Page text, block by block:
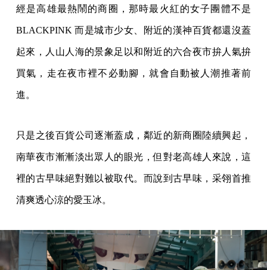
經是高雄最熱鬧的商圈，那時最火紅的女子團體不是
BLACKPINK 而是城市少女、附近的漢神百貨都還沒蓋
起來，人山人海的景象足以和附近的六合夜市拚人氣拚
買氣，走在夜市裡不必動腳，就會自動被人潮推著前
進。
只是之後百貨公司逐漸蓋成，鄰近的新商圈陸續興起，
南華夜市漸漸淡出眾人的眼光，但對老高雄人來說，這
裡的古早味絕對難以被取代。而說到古早味，采翎首推
清爽透心涼的愛玉冰。